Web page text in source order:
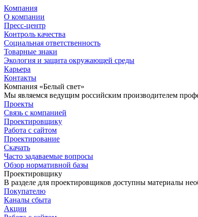
Компания
О компании
Пресс-центр
Контроль качества
Социальная ответственность
Товарные знаки
Экология и защита окружающей среды
Карьера
Контакты
Компания «Белый свет»
Мы являемся ведущим российским производителем
Проекты
Связь с компанией
Проектировщику
Работа с сайтом
Проектирование
Скачать
Часто задаваемые вопросы
Обзор нормативной базы
Проектировщику
В разделе для проектировщиков доступны материалы
Покупателю
Каналы сбыта
Акции